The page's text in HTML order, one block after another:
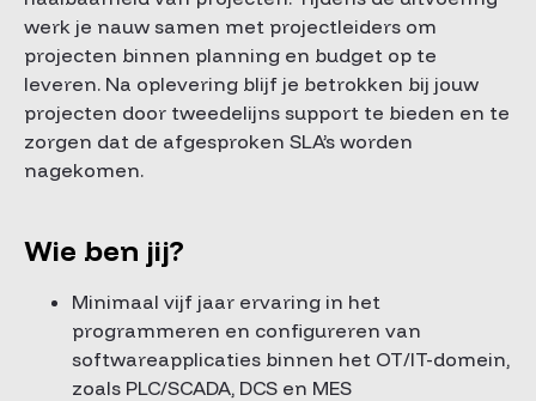
werk je nauw samen met projectleiders om
projecten binnen planning en budget op te
leveren. Na oplevering blijf je betrokken bij jouw
projecten door tweedelijns support te bieden en te
zorgen dat de afgesproken SLA’s worden
nagekomen.
Wie ben jij?
Minimaal vijf jaar ervaring in het
programmeren en configureren van
softwareapplicaties binnen het OT/IT-domein,
zoals PLC/SCADA, DCS en MES